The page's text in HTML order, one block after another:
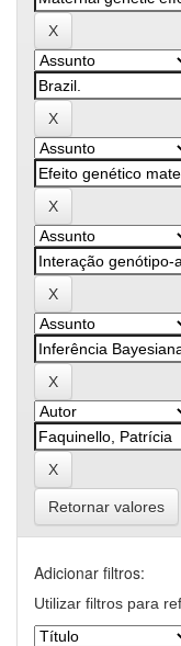
Retornar valores
Adicionar filtros:
Utilizar filtros para